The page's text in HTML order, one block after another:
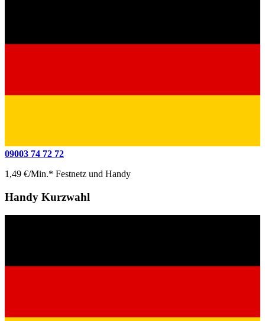
09003 74 72 72
1,49 €/Min.* Festnetz und Handy
Handy Kurzwahl